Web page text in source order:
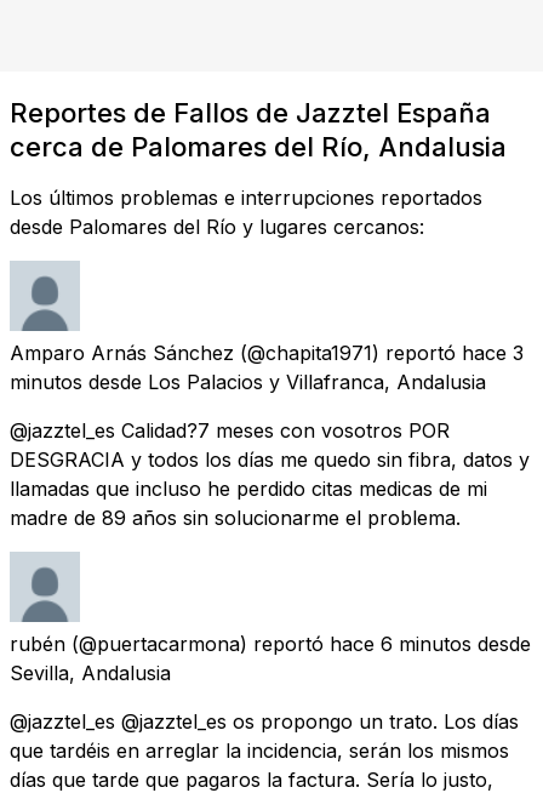
Reportes de Fallos de Jazztel España
cerca de Palomares del Río, Andalusia
Los últimos problemas e interrupciones reportados
desde Palomares del Río y lugares cercanos:
Amparo Arnás Sánchez (@chapita1971) reportó hace 3
minutos desde Los Palacios y Villafranca, Andalusia
@jazztel_es Calidad?7 meses con vosotros POR
DESGRACIA y todos los días me quedo sin fibra, datos y
llamadas que incluso he perdido citas medicas de mi
madre de 89 años sin solucionarme el problema.
rubén (@puertacarmona) reportó hace 6 minutos desde
Sevilla, Andalusia
@jazztel_es @jazztel_es os propongo un trato. Los días
que tardéis en arreglar la incidencia, serán los mismos
días que tarde que pagaros la factura. Sería lo justo,